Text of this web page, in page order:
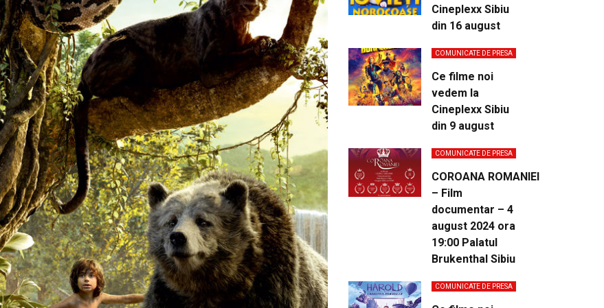
Cineplexx Sibiu
din 16 august
COMUNICATE DE PRESA
Ce filme noi
vedem la
Cineplexx Sibiu
din 9 august
COMUNICATE DE PRESA
COROANA ROMANIEI
– Film
documentar – 4
august 2024 ora
19:00 Palatul
Brukenthal Sibiu
COMUNICATE DE PRESA